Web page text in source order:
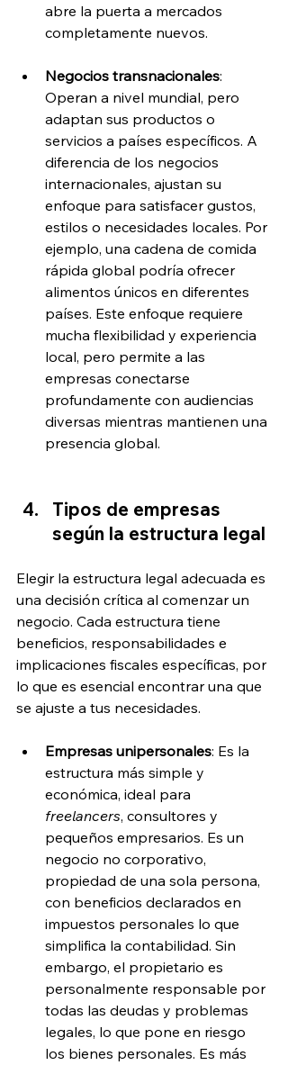
abre la puerta a mercados
completamente nuevos.
Negocios transnacionales:
Operan a nivel mundial, pero
adaptan sus productos o
servicios a países específicos. A
diferencia de los negocios
internacionales, ajustan su
enfoque para satisfacer gustos,
estilos o necesidades locales. Por
ejemplo, una cadena de comida
rápida global podría ofrecer
alimentos únicos en diferentes
países. Este enfoque requiere
mucha flexibilidad y experiencia
local, pero permite a las
empresas conectarse
profundamente con audiencias
diversas mientras mantienen una
presencia global.
Tipos de empresas
según la estructura legal
Elegir la estructura legal adecuada es
una decisión crítica al comenzar un
negocio. Cada estructura tiene
beneficios, responsabilidades e
implicaciones fiscales específicas, por
lo que es esencial encontrar una que
se ajuste a tus necesidades.
Empresas unipersonales: Es la
estructura más simple y
económica, ideal para
freelancers, consultores y
pequeños empresarios. Es un
negocio no corporativo,
propiedad de una sola persona,
con beneficios declarados en
impuestos personales lo que
simplifica la contabilidad. Sin
embargo, el propietario es
personalmente responsable por
todas las deudas y problemas
legales, lo que pone en riesgo
los bienes personales. Es más